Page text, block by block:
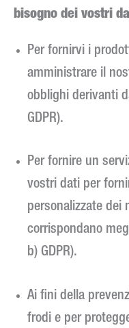
bisogno dei vostri
Per fornirvi i
amministrare il
obblighi derivanti
GDPR).
Per fornire un
vostri dati per
personalizzate
corrispondano
b) GDPR).
Ai fini della
frodi e per